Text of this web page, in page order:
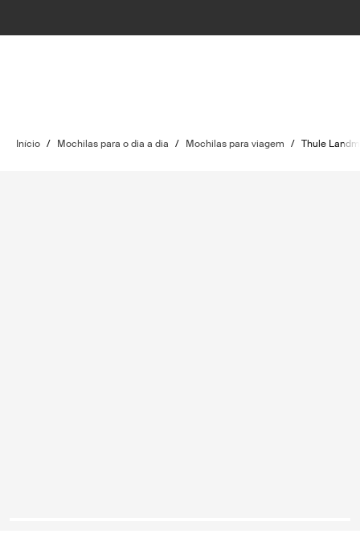
Início / Mochilas para o dia a dia / Mochilas para viagem / Thule